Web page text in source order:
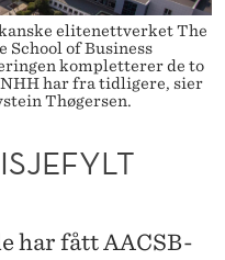
elitenettverket The
School of Business
kompletterer de to
har fra tidligere, sier
Thøgersen.
har fått AACSB-